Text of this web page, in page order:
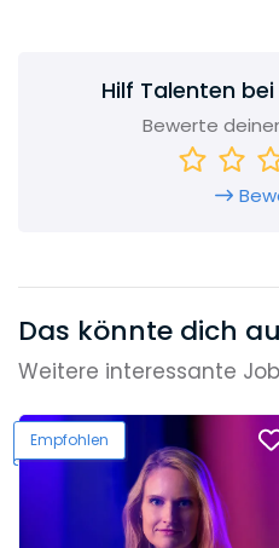
Hilf Talenten
Bewerte
Das könnte dich
Weitere interessante
Empfohlen